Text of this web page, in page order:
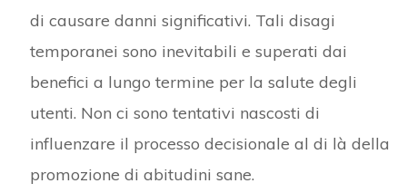
di causare danni significativi. Tali disagi
temporanei sono inevitabili e superati dai
benefici a lungo termine per la salute degli
utenti. Non ci sono tentativi nascosti di
influenzare il processo decisionale al di là della
promozione di abitudini sane.